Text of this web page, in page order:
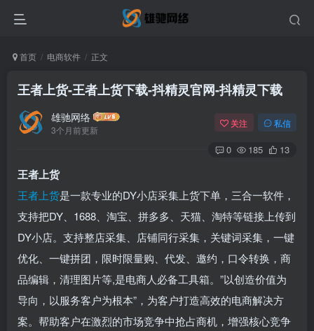
首页 电商软件 正文
王者上货-王者上货下载-抖精灵官网-抖精灵下载
雄驰网络
3个月前更新
关注 私信
0 185 13
王者上货
王者上货是一款专业的DY小店采集上货下单，三合一软件，
支持把DY、1688、淘宝、拼多多、天猫、淘特等链接上传到
DY小店。支持整店采集、店铺同行采集，关键词采集，一键
优化、一键拼团，限时限量购、代发、邀约，口令转换，商
品编辑，清理图片等,是电商人必备工具箱。”以创造价值为
导向，以服务客户为根本”，为客户打造高效的电商解决方
案。帮助客户在激烈的市场竞争中抢占商机，增强核心竞争